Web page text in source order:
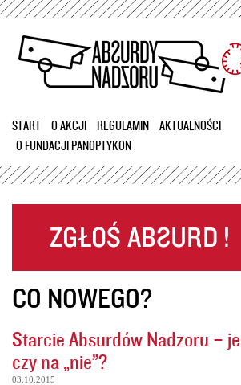
Przejdź
treści
START O AKCJI REGULAMIN
AKTUALNOŚCI
O FUNDACJI PANOPTYKON
CO NOWEGO?
Starcie Absurdów Nadzoru –
czy na „nie”?
03.10.2015